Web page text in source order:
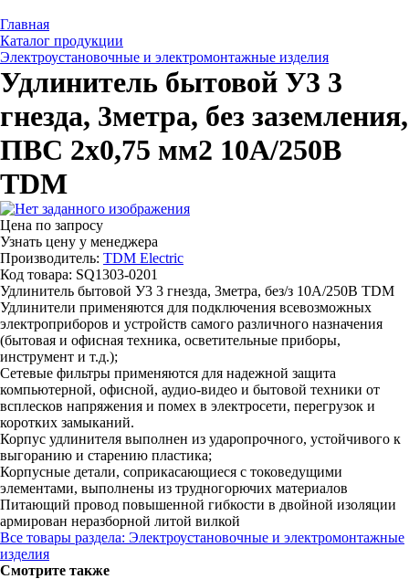
Главная
Каталог продукции
Электроустановочные и электромонтажные изделия
Удлинитель бытовой У3 3
гнезда, 3метра, без заземления,
ПВС 2х0,75 мм2 10А/250В
TDM
Цена по запросу
Узнать цену у менеджера
Производитель: TDM Electric
Код товара: SQ1303-0201
Удлинитель бытовой У3 3 гнезда, 3метра, без/з 10А/250В TDM
Удлинители применяются для подключения всевозможных
электроприборов и устройств самого различного назначения
(бытовая и офисная техника, осветительные приборы,
инструмент и т.д.);
Сетевые фильтры применяются для надежной защита
компьютерной, офисной, аудио-видео и бытовой техники от
всплесков напряжения и помех в электросети, перегрузок и
коротких замыканий.
Корпус удлинителя выполнен из ударопрочного, устойчивого к
выгоранию и старению пластика;
Корпусные детали, соприкасающиеся с токоведущими
элементами, выполнены из трудногорючих материалов
Питающий провод повышенной гибкости в двойной изоляции
армирован неразборной литой вилкой
Все товары раздела: Электроустановочные и электромонтажные
изделия
Смотрите также